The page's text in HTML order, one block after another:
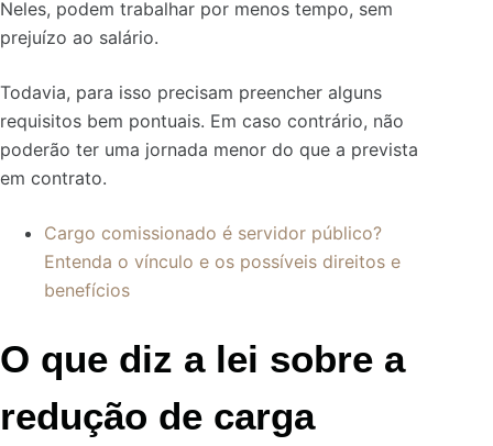
Neles, podem trabalhar por menos tempo, sem
prejuízo ao salário.
Todavia, para isso precisam preencher alguns
requisitos bem pontuais. Em caso contrário, não
poderão ter uma jornada menor do que a prevista
em contrato.
Cargo comissionado é servidor público?
Entenda o vínculo e os possíveis direitos e
benefícios
O que diz a lei sobre a
redução de carga